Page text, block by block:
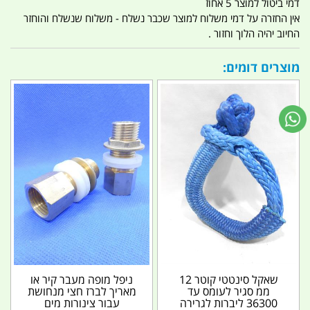
אין החזרה על דמי משלוח למוצר שכבר נשלח - משלוח שנשלח והוחזר
החיוב יהיה הלוך וחזור .
מוצרים דומים:
שאקל סינטטי קוטר 12
ממ סגיר לעומס עד
36300 ליברות לגרירה
ניפל מופה מעבר קיר או
מאריך לברז חצי מנחושת
עבור צינורות מים